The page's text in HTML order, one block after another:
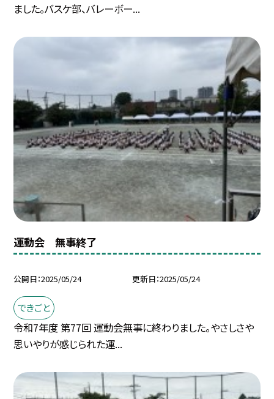
ました。バスケ部、バレーボー...
運動会 無事終了
公開日 2025/05/24 更新日 2025/05/24
できごと
令和7年度 第77回 運動会無事に終わりました。やさしさや
思いやりが感じられた運...